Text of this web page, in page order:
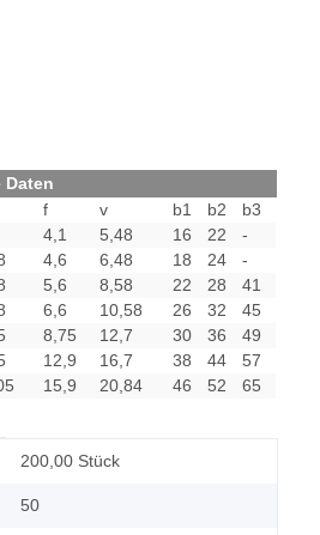
Daten
f v b1 b2
b3
4,1 5,48 16 22
-
4,6 6,48 18 24
-
5,6 8,58 22 28
41
6,6 10,58 26 32
45
8,75 12,7 30 36
49
12,9 16,7 38 44
57
15,9 20,84 46 52 65
200,00 Stück
50